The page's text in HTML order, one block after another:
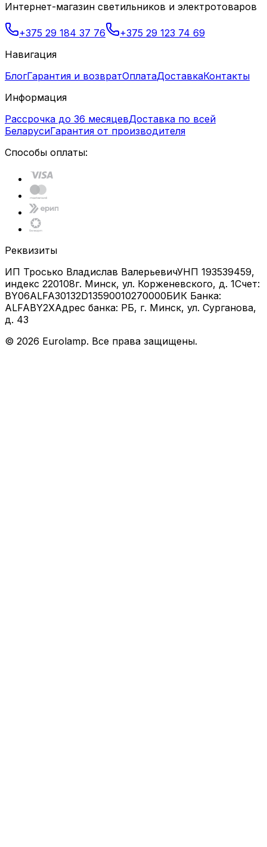
Интернет-магазин светильников и электротоваров
+375 29 184 37 76
+375 29 123 74 69
Навигация
БлогГарантия и возвратОплатаДоставкаКонтакты
Информация
Рассрочка до 36 месяцевДоставка по всей
БеларусиГарантия от производителя
Способы оплаты:
Реквизиты
ИП Тросько Владислав ВалерьевичУНП 193539459,
индекс 220108г. Минск, ул. Корженевского, д. 1Счет:
BY06ALFA30132D13590010270000БИК Банка:
ALFABY2XАдрес банка: РБ, г. Минск, ул. Сурганова,
д. 43
© 2026 Eurolamp. Все права защищены.